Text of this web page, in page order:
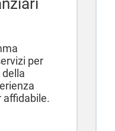
per
affidabile.